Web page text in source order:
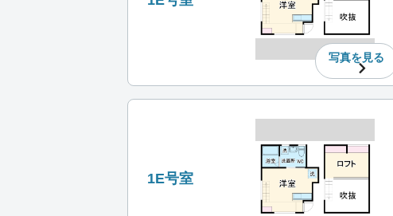
写真を見る
1E号室